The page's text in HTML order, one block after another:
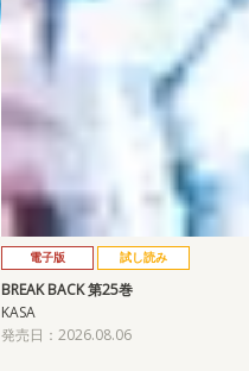
電子版 試し読み
BREAK BACK 第25巻
KASA
発売日：2026.08.06